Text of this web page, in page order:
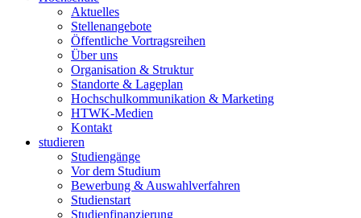
Aktuelles
Stellenangebote
Öffentliche Vortragsreihen
Über uns
Organisation & Struktur
Standorte & Lageplan
Hochschulkommunikation & Marketing
HTWK-Medien
Kontakt
studieren
Studiengänge
Vor dem Studium
Bewerbung & Auswahlverfahren
Studienstart
Studienfinanzierung